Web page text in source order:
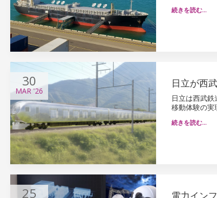
続きを読む…
30
MAR '26
日立が西
日立は西武
移動体験の実
続きを読む…
25 電力イン